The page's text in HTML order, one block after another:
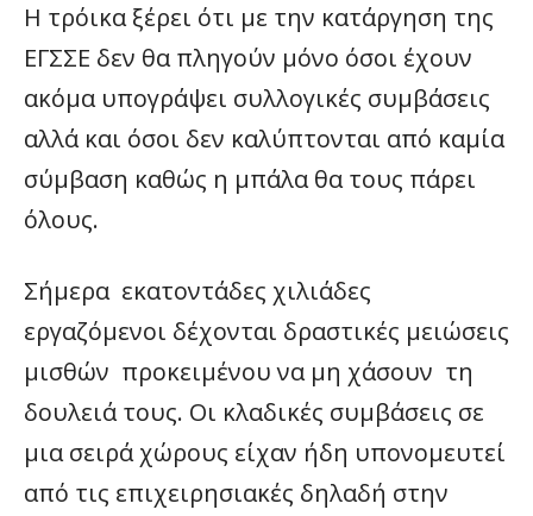
Η τρόικα ξέρει ότι με την κατάργηση της
ΕΓΣΣΕ δεν θα πληγούν μόνο όσοι έχουν
ακόμα υπογράψει συλλογικές συμβάσεις
αλλά και όσοι δεν καλύπτονται από καμία
σύμβαση καθώς η μπάλα θα τους πάρει
όλους.
Σήμερα εκατοντάδες χιλιάδες
εργαζόμενοι δέχονται δραστικές μειώσεις
μισθών προκειμένου να μη χάσουν τη
δουλειά τους. Οι κλαδικές συμβάσεις σε
μια σειρά χώρους είχαν ήδη υπονομευτεί
από τις επιχειρησιακές δηλαδή στην